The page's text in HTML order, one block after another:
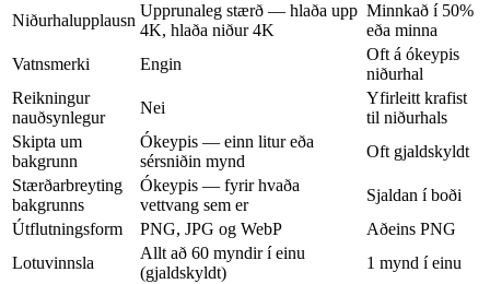
Niðurhalupplausn
Upprunaleg stærð — hlaða upp
4K, hlaða niður 4K
Minnkað í 50%
eða minna
Vatnsmerki
Engin
Oft á ókeypis
niðurhal
Reikningur
nauðsynlegur
Nei
Yfirleitt krafist
til niðurhals
Skipta um
bakgrunn
Ókeypis — einn litur eða
sérsniðin mynd
Oft gjaldskyldt
Stærðarbreyting
bakgrunns
Ókeypis — fyrir hvaða
vettvang sem er
Sjaldan í boði
Útflutningsform
PNG, JPG og WebP
Aðeins PNG
Lotuvinnsla
Allt að 60 myndir í einu
(gjaldskyldt)
1 mynd í einu